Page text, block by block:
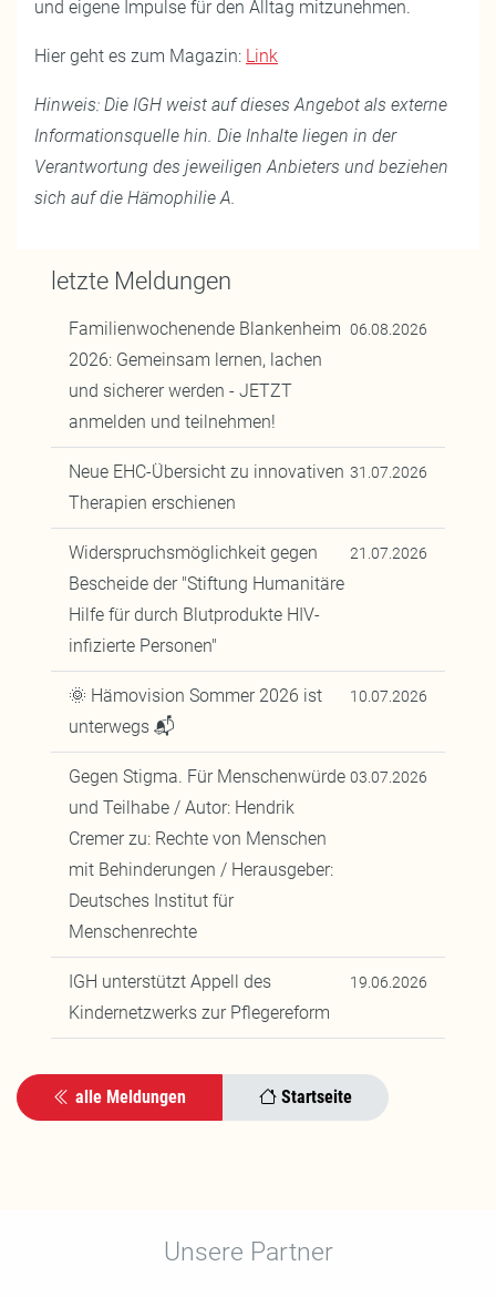
und eigene Impulse für den Alltag mitzunehmen.
Hier geht es zum Magazin: Link
Hinweis: Die IGH weist auf dieses Angebot als externe
Informationsquelle hin. Die Inhalte liegen in der
Verantwortung des jeweiligen Anbieters und beziehen
sich auf die Hämophilie A.
letzte Meldungen
Familienwochenende Blankenheim
2026: Gemeinsam lernen, lachen
und sicherer werden - JETZT
anmelden und teilnehmen!
06.08.2026
Neue EHC-Übersicht zu innovativen
Therapien erschienen
31.07.2026
Widerspruchsmöglichkeit gegen
Bescheide der "Stiftung Humanitäre
Hilfe für durch Blutprodukte HIV-
infizierte Personen"
21.07.2026
🌞 Hämovision Sommer 2026 ist
unterwegs 📬
10.07.2026
Gegen Stigma. Für Menschenwürde
und Teilhabe / Autor: Hendrik
Cremer zu: Rechte von Menschen
mit Behinderungen / Herausgeber:
Deutsches Institut für
Menschenrechte
03.07.2026
IGH unterstützt Appell des
Kindernetzwerks zur Pflegereform
19.06.2026
alle Meldungen Startseite
Unsere Partner